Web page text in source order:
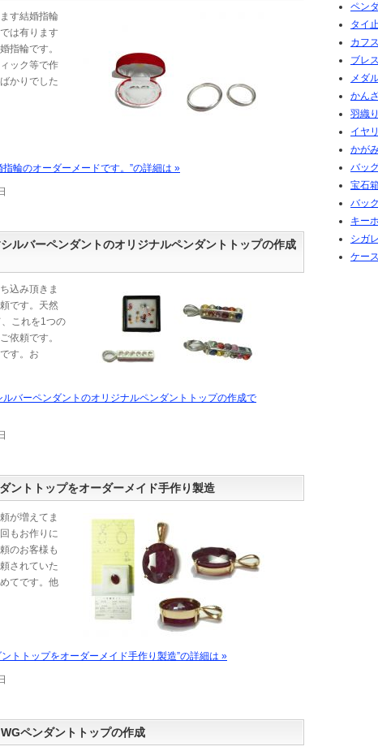
す結婚指輪
は有ります
指輪です。
ック等で作
かりでした
輪のオーダーメードです。”の詳細は »
ルバーペンダントのオリジナルペンダントトップの作成
込み頂きま
です。天然
これを1つの
依頼です。
す。お
バーペンダントのオリジナルペンダントトップの作成で
ントトップをオーダーメイド手作り製造
が増えてま
もお作りに
のお客様も
されていた
てです。他
トトップをオーダーメイド手作り製造”の詳細は »
ペンダントトップの作成
ペン
タイ
カフ
ブレ
メダ
かん
羽織
イヤ
かが
バッ
宝石
バッ
キー
シガ
ケー